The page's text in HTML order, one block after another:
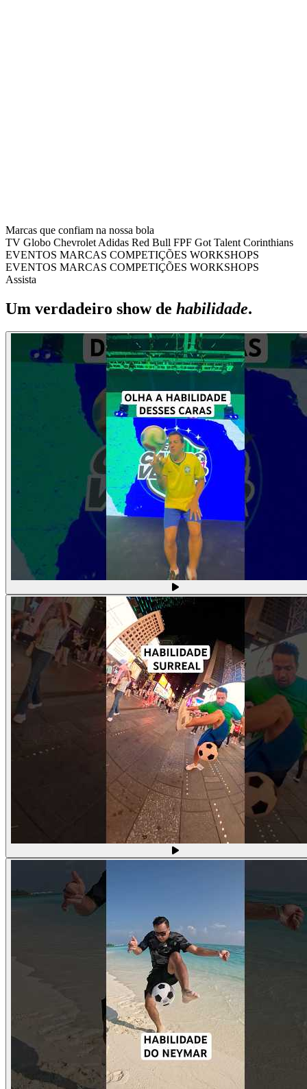
Marcas que confiam na nossa bola
TV Globo Chevrolet Adidas Red Bull FPF Got Talent Corinthians
EVENTOS MARCAS COMPETIÇÕES WORKSHOPS
EVENTOS MARCAS COMPETIÇÕES WORKSHOPS
Assista
Um verdadeiro show de habilidade.